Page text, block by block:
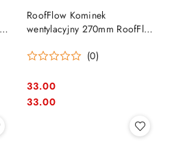
RoofFlow Kominek
wentylacyjny 270mm RoofFlex
dachów płaskich (Ø 75)
(0)
Cena:
33.00
Cena:
33.00